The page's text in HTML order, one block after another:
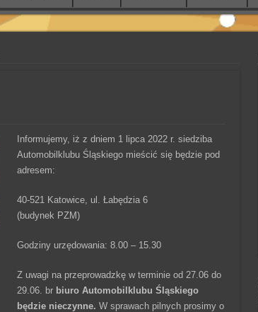
Informujemy, iż z dniem 1 lipca 2022 r. siedziba
Automobilklubu Śląskiego mieścić się będzie pod
adresem:
40-521 Katowice, ul. Łabędzia 6
(budynek PZM)
Godziny urzędowania: 8.00 – 15.30
Z uwagi na przeprowadzkę w terminie od 27.06 do
29.06. br biuro Automobilklubu Śląskiego
będzie nieczynne. W sprawach pilnych prosimy o